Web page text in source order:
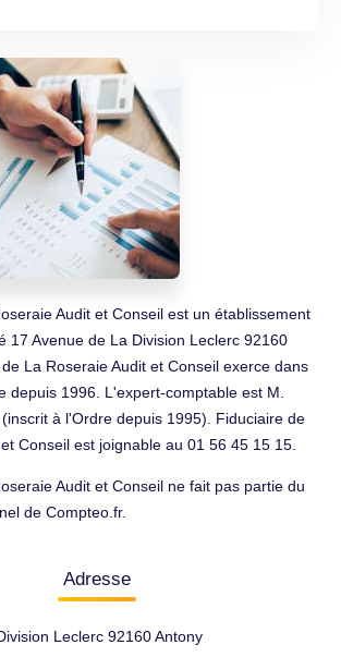
Audit et Conseil est un établissement
17 Avenue de La Division Leclerc 92160
La Roseraie Audit et Conseil exerce dans
depuis 1996. L'expert-comptable est M.
à l'Ordre depuis 1995). Fiduciaire de
Conseil est joignable au 01 56 45 15 15.
Audit et Conseil ne fait pas partie du
de Compteo.fr.
Adresse
Leclerc 92160 Antony